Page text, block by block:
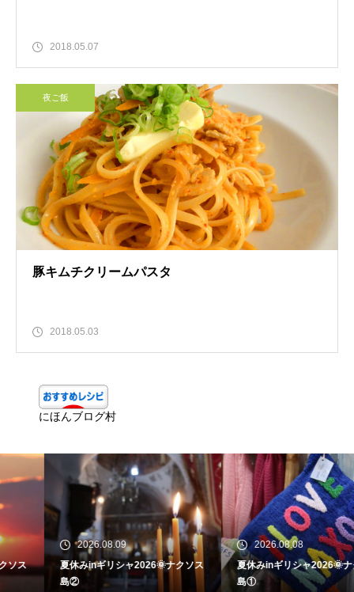
2018.05.07
夜ご飯
豚キムチクリームパスタ
2018.05.03
にほんブログ村
2026.08.09
夏休みinギリシャ2026🌞ナクソス
2026.08.08
夏休みinギリシャ2026🌞ナクソス
島①